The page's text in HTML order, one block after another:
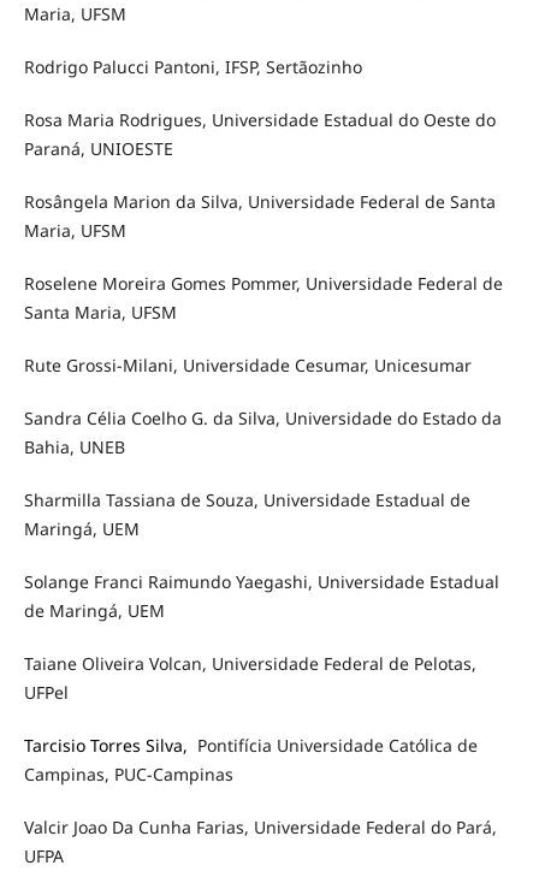
Maria, UFSM
Rodrigo Palucci Pantoni, IFSP, Sertãozinho
Rosa Maria Rodrigues, Universidade Estadual do Oeste do
Paraná, UNIOESTE
Rosângela Marion da Silva, Universidade Federal de Santa
Maria, UFSM
Roselene Moreira Gomes Pommer, Universidade Federal de
Santa Maria, UFSM
Rute Grossi-Milani, Universidade Cesumar, Unicesumar
Sandra Célia Coelho G. da Silva, Universidade do Estado da
Bahia, UNEB
Sharmilla Tassiana de Souza, Universidade Estadual de
Maringá, UEM
Solange Franci Raimundo Yaegashi, Universidade Estadual
de Maringá, UEM
Taiane Oliveira Volcan, Universidade Federal de Pelotas,
UFPel
Tarcisio Torres Silva, Pontifícia Universidade Católica de
Campinas, PUC-Campinas
Valcir Joao Da Cunha Farias, Universidade Federal do Pará,
UFPA